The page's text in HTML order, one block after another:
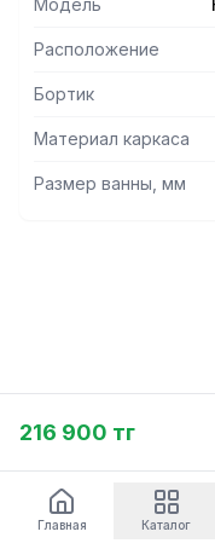
Модель
Расположение
Бортик
Материал каркаса
Размер ванны, мм
216 900 тг
Главная Каталог